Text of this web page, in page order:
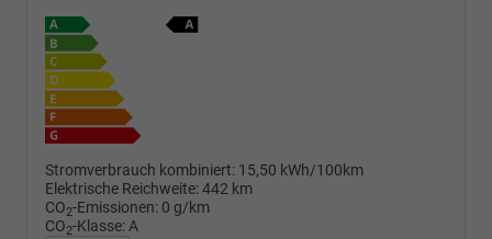
Stromverbrauch kombiniert: 15,50 kWh/100km
Elektrische Reichweite:442 km
CO2-Emissionen: 0 g/km
CO2-Klasse:A